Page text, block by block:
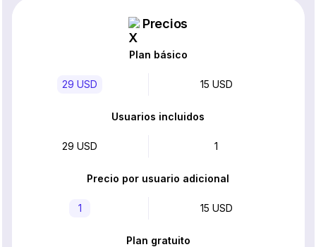
Precios
Plan básico
29 USD 15 USD
Usuarios incluidos
29 USD 1
Precio por usuario adicional
1 15 USD
Plan gratuito